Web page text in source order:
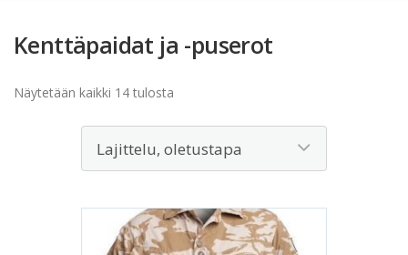
Kenttäpaidat ja -puserot
Näytetään kaikki 14 tulosta